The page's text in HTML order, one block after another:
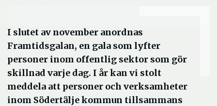
I slutet av november anordnas
Framtidsgalan, en gala som lyfter
personer inom offentlig sektor som gör
skillnad varje dag. I år kan vi stolt
meddela att personer och verksamheter
inom Södertälje kommun tillsammans